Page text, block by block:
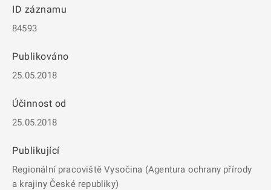
ID záznamu
84593
Publikováno
25.05.2018
Účinnost od
25.05.2018
Publikující
Regionální pracoviště Vysočina (Agentura ochrany přírody
a krajiny České republiky)